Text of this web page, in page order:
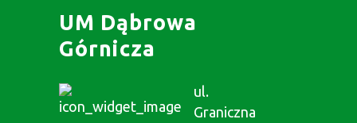
UM Dąbrowa
Górnicza
ul.
Graniczna